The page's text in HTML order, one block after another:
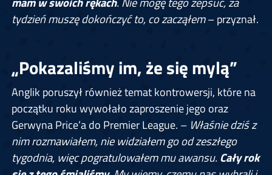
tydzień muszę dokończyć to, co zacząłem– przyznał.
„Pokazaliśmy im, że się mylą”
Anglik poruszył również temat kontrowersji, które na
początku roku wywołało zaproszenie jego oraz
Gerwyna Price’a do Premier League. – Właśnie dziś z
nim rozmawiałem, nie widziałem go od zeszłego
tygodnia, więc pogratulowałem mu awansu. Cały rok